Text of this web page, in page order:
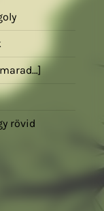
rövid